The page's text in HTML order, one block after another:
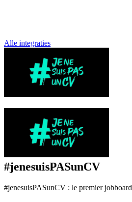
Alle integraties
#jenesuisPASunCV
#jenesuisPASunCV : le premier